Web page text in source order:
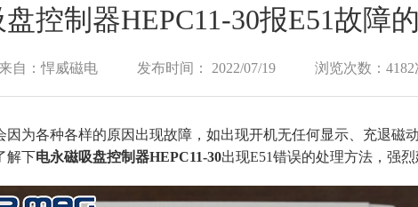
控制器HEPC11-30报E51故障
自：悍威磁电 发布时间： 2022/07/19 浏览次数：4182
为各种各样的原因出现故障，如出现开机无任何显示、充退磁
解下电永磁吸盘控制器HEPC11-30出现E51错误的处理方法，强烈